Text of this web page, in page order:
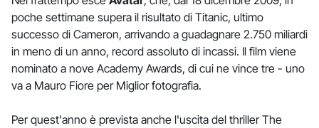
poche settimane supera il risultato di Titanic, ultimo
successo di Cameron, arrivando a guadagnare 2.750 miliardi
in meno di un anno, record assoluto di incassi. Il film viene
nominato a nove Academy Awards, di cui ne vince tre - uno
va a Mauro Fiore per Miglior fotografia.
Per quest'anno è prevista anche l'uscita del thriller The